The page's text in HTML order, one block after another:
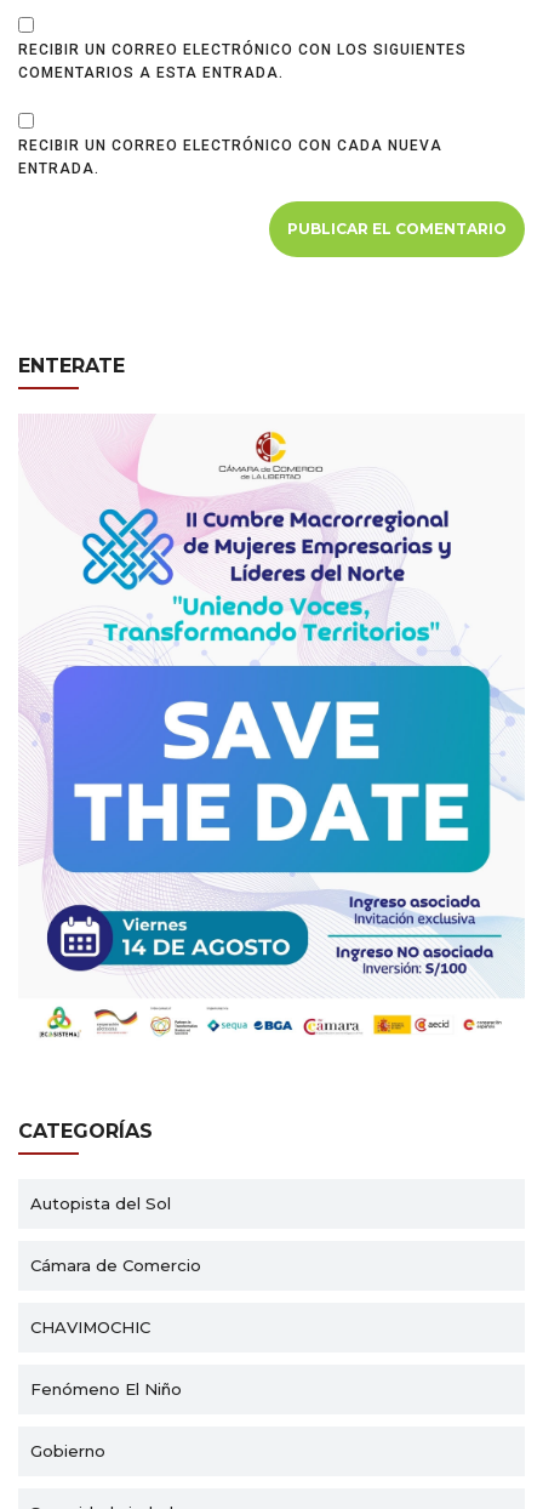
RECIBIR UN CORREO ELECTRÓNICO CON LOS SIGUIENTES
COMENTARIOS A ESTA ENTRADA.
RECIBIR UN CORREO ELECTRÓNICO CON CADA NUEVA
ENTRADA.
ENTERATE
CATEGORÍAS
Autopista del Sol
Cámara de Comercio
CHAVIMOCHIC
Fenómeno El Niño
Gobierno